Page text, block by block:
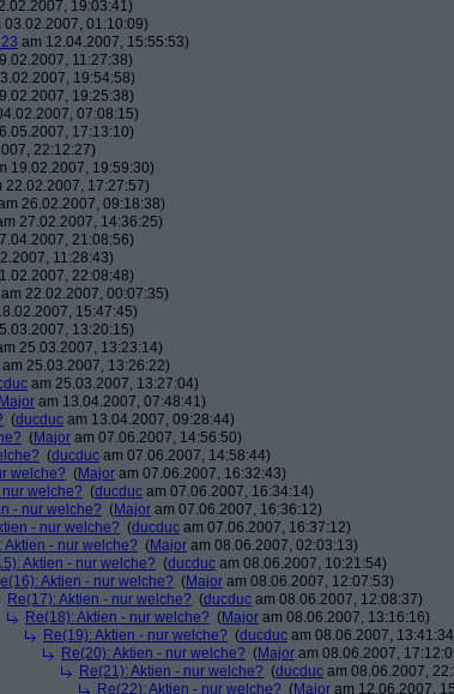
19:03:41)
03.02.2007, 01:10:09)
am 12.04.2007, 15:55:53)
11:27:38)
19:54:58)
19:25:38)
07:08:15)
17:13:10)
22:12:27)
19.02.2007, 19:59:30)
22.02.2007, 17:27:57)
26.02.2007, 09:18:38)
27.02.2007, 14:36:25)
21:08:56)
11:28:43)
22:08:48)
am 22.02.2007, 00:07:35)
15:47:45)
13:20:15)
25.03.2007, 13:23:14)
am 25.03.2007, 13:26:22)
am 25.03.2007, 13:27:04)
Major am 13.04.2007, 07:48:41)
(ducduc am 13.04.2007, 09:28:44)
(Major am 07.06.2007, 14:56:50)
(ducduc am 07.06.2007, 14:58:44)
welche? (Major am 07.06.2007, 16:32:43)
nur welche? (ducduc am 07.06.2007, 16:34:14)
- nur welche? (Major am 07.06.2007, 16:36:12)
- nur welche? (ducduc am 07.06.2007, 16:37:12)
Aktien - nur welche? (Major am 08.06.2007, 02:03:13)
Aktien - nur welche? (ducduc am 08.06.2007, 10:21:54)
Aktien - nur welche? (Major am 08.06.2007, 12:07:53)
Re(17): Aktien - nur welche? (ducduc am 08.06.2007, 12:08:37)
Re(18): Aktien - nur welche? (Major am 08.06.2007, 13:16:16)
Re(19): Aktien - nur welche? (ducduc am 08.06.2007,
Re(20): Aktien - nur welche? (Major am 08.06.2007,
Re(21): Aktien - nur welche? (ducduc am 08.06.2007,
Re(22): Aktien - nur welche? (Major am 12.06.2007,